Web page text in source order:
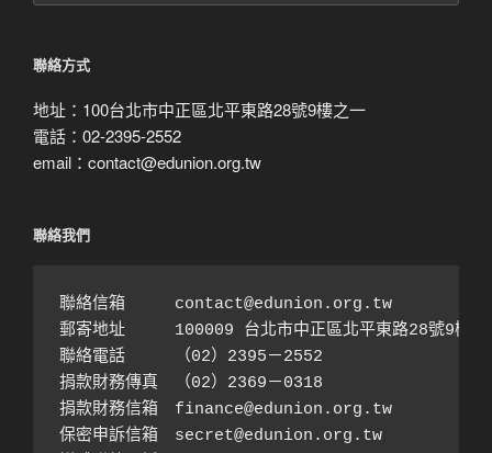
聯絡方式
地址：100台北市中正區北平東路28號9樓之一
電話：02-2395-2552
email：contact@edunion.org.tw
聯絡我們
聯絡信箱　　　contact@edunion.org.tw
郵寄地址　　　100009 台北市中正區北平東路28號9樓之
聯絡電話　　　（02）2395－2552
捐款財務傳真　（02）2369－0318
捐款財務信箱　finance@edunion.org.tw
保密申訴信箱　secret@edunion.org.tw